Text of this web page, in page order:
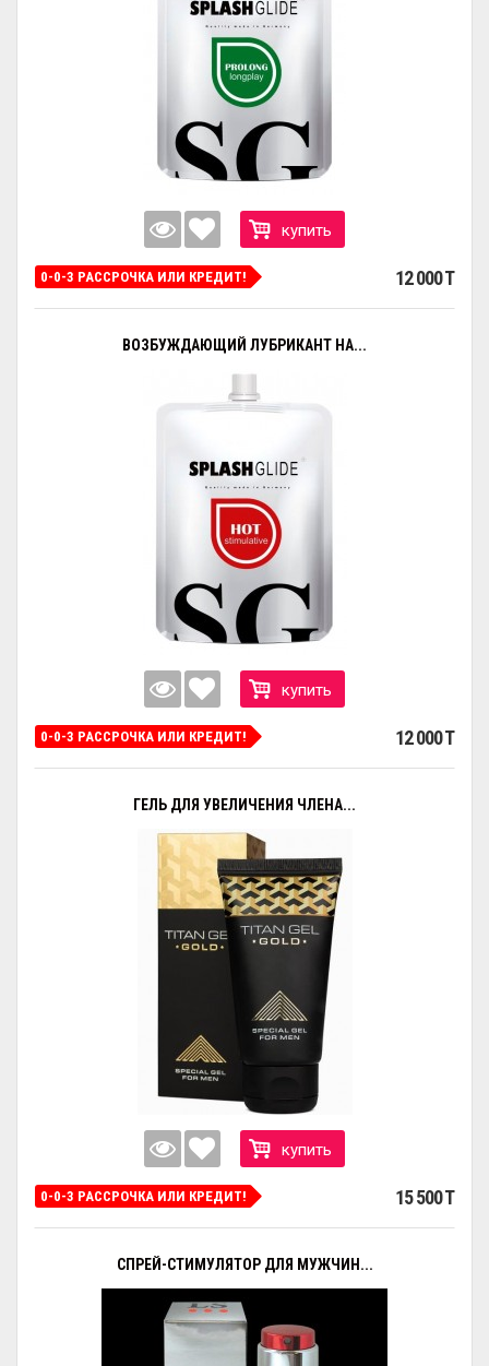
купить
0-0-3 РАССРОЧКА ИЛИ КРЕДИТ! 12 000 T
ВОЗБУЖДАЮЩИЙ ЛУБРИКАНТ НА...
купить
0-0-3 РАССРОЧКА ИЛИ КРЕДИТ! 12 000 T
ГЕЛЬ ДЛЯ УВЕЛИЧЕНИЯ ЧЛЕНА...
купить
0-0-3 РАССРОЧКА ИЛИ КРЕДИТ! 15 500 T
СПРЕЙ-СТИМУЛЯТОР ДЛЯ МУЖЧИН...